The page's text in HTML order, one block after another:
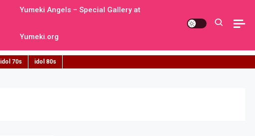
Yumeki Angels – Special Gallery at
Yumeki.org
idol 70s idol 80s